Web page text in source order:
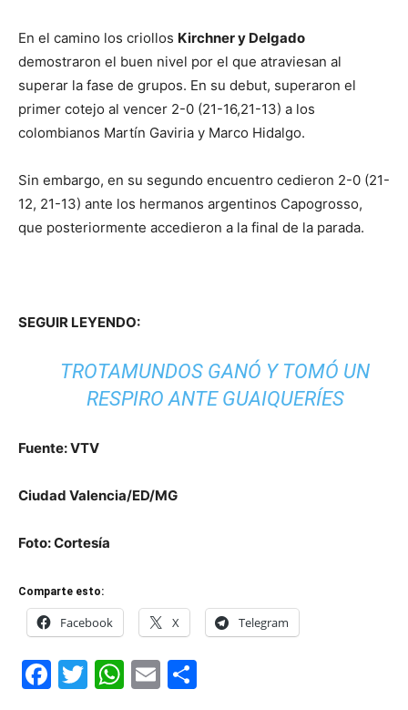
En el camino los criollos Kirchner y Delgado
demostraron el buen nivel por el que atraviesan al
superar la fase de grupos. En su debut, superaron el
primer cotejo al vencer 2-0 (21-16,21-13) a los
colombianos Martín Gaviria y Marco Hidalgo.
Sin embargo, en su segundo encuentro cedieron 2-0 (21-
12, 21-13) ante los hermanos argentinos Capogrosso,
que posteriormente accedieron a la final de la parada.
SEGUIR LEYENDO:
TROTAMUNDOS GANÓ Y TOMÓ UN
RESPIRO ANTE GUAIQUERÍES
Fuente: VTV
Ciudad Valencia/ED/MG
Foto: Cortesía
Comparte esto:
Facebook X Telegram
Facebook
Twitter
WhatsApp
Email